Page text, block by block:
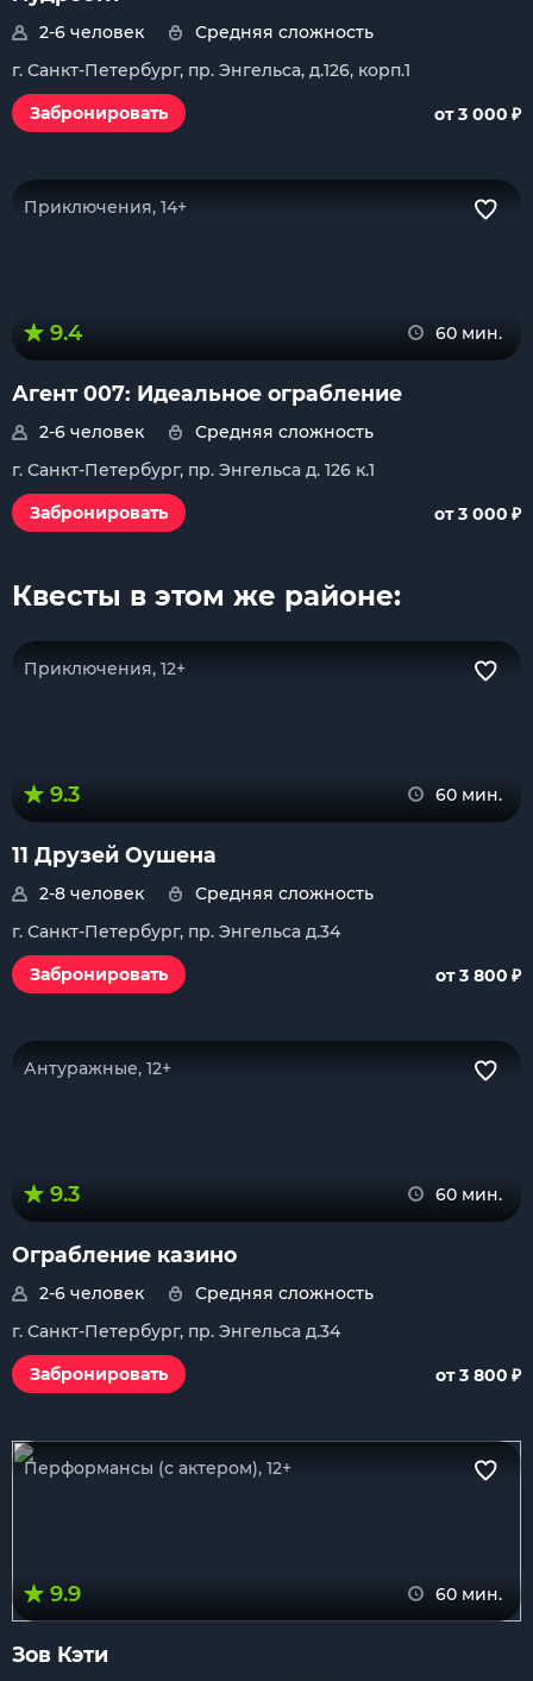
2-6 человек
Средняя сложность
г. Санкт-Петербург, пр. Энгельса, д.126, корп.1
Забронировать
от 3 000 ₽
Приключения, 14+
9.4 60 мин.
Агент 007: Идеальное ограбление
2-6 человек
Средняя сложность
г. Санкт-Петербург, пр. Энгельса д. 126 к.1
Забронировать
от 3 000 ₽
Квесты в этом же районе:
Приключения, 12+
9.3 60 мин.
11 Друзей Оушена
2-8 человек
Средняя сложность
г. Санкт-Петербург, пр. Энгельса д.34
Забронировать
от 3 800 ₽
Антуражные, 12+
9.3 60 мин.
Ограбление казино
2-6 человек
Средняя сложность
г. Санкт-Петербург, пр. Энгельса д.34
Забронировать
от 3 800 ₽
Перформансы (с актером), 12+
9.9 60 мин.
Зов Кэти